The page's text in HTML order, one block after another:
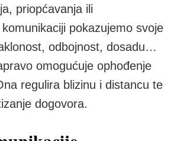
priopćavanja ili
pokazujemo svoje
odbojnost, dosadu…
omogućuje ophođenje
regulira blizinu i distancu te
dogovora.